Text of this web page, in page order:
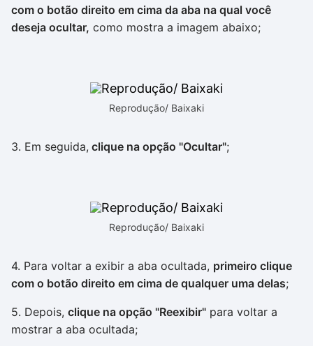
com o botão direito em cima da aba na qual você
deseja ocultar, como mostra a imagem abaixo;
Reprodução/ Baixaki
3. Em seguida, clique na opção "Ocultar";
Reprodução/ Baixaki
4. Para voltar a exibir a aba ocultada, primeiro clique
com o botão direito em cima de qualquer uma delas;
5. Depois, clique na opção "Reexibir" para voltar a
mostrar a aba ocultada;